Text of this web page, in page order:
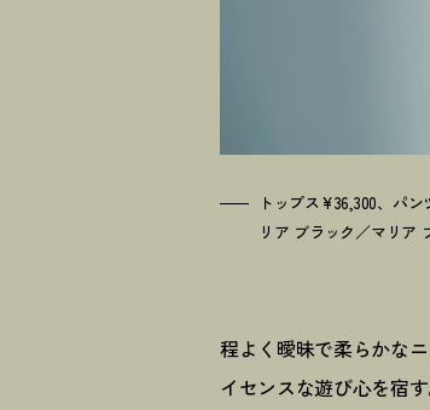
トップス¥36,300、パ
リア ブラック／マリア
程よく曖昧で柔らかな
イセンスな遊び心を宿